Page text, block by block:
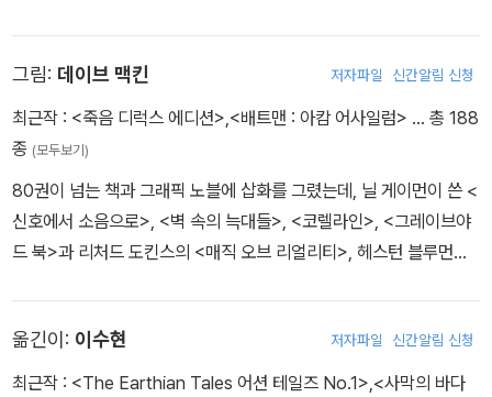
로」로 주목받았다. 이후 모리슨과 함께 「JLA: 어스 2」, 「뉴 엑스맨」,
「인비저블스」 단편, 사이보그 동물 서사 「WE3」, 「올스타 슈퍼맨」 등
을 작업했다. 프랭크 콰이틀리의 다른 DC 코믹스 작품으로는 「어소
아메리카: 레드, 화이트 & 블루」를 맡았다. 아내와 세 아이와 함께 고
향에서 살고 있으며 예전에는 본인의 모자와 옷을 디자인하는 걸 즐
겼는데 현재 가장 좋아하는 취미는 요리다.
그림: 데이브 맥킨 저자파일 신간알림 신청
최근작 : <죽음 디럭스 에디션>,<배트맨 : 아캄 어사일럼> … 총 188
종 (모두보기)
80권이 넘는 책과 그래픽 노블에 삽화를 그렸는데, 닐 게이먼이 쓴 <
신호에서 소음으로>, <벽 속의 늑대들>, <코렐라인>, <그레이브야
드 북>과 리처드 도킨스의 <매직 오브 리얼리티>, 헤스턴 블루먼솔
오브 폴 내시>를 쓰고 그렸다. 몇 편의 단편 영화를 감독하고 장편도
세 작품 연출했다. <미러마스크>, 그리고 마이클 쉰과 함께 한 <가스
옮긴이: 이수현 저자파일 신간알림 신청
최근작 : <The Earthian Tales 어션 테일즈 No.1>,<사막의 바다